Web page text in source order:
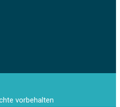
vorbehalten